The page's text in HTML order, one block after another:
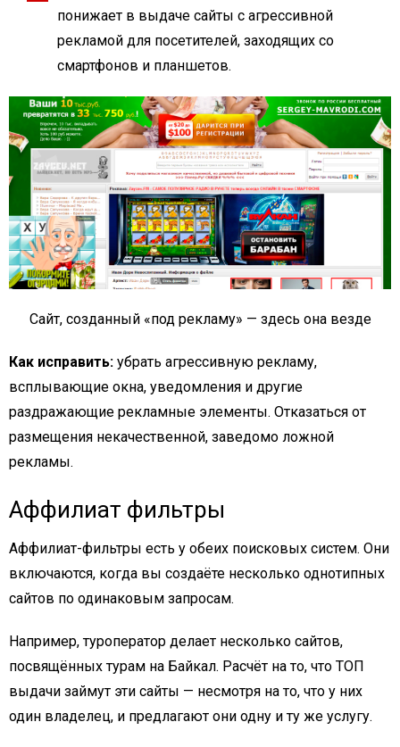
понижает в выдаче сайты с агрессивной
рекламой для посетителей, заходящих со
смартфонов и планшетов.
Сайт, созданный «под рекламу» — здесь она везде
Как исправить: убрать агрессивную рекламу,
всплывающие окна, уведомления и другие
раздражающие рекламные элементы. Отказаться от
размещения некачественной, заведомо ложной
рекламы.
Аффилиат фильтры
Аффилиат-фильтры есть у обеих поисковых систем. Они
включаются, когда вы создаёте несколько однотипных
сайтов по одинаковым запросам.
Например, туроператор делает несколько сайтов,
посвящённых турам на Байкал. Расчёт на то, что ТОП
выдачи займут эти сайты — несмотря на то, что у них
один владелец, и предлагают они одну и ту же услугу.